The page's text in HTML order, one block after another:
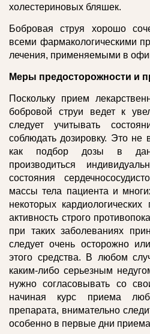
холестериновых бляшек.
Бобровая струя хорошо
всеми фармакологическими
лечения, применяемыми в
Меры предосторожности и
Поскольку прием
бобровой струи ведет к
следует учитывать
соблюдать дозировку. Это не
как подбор дозы в
производиться
состояния
массы тела пациента и
некоторых кардиологических
активность строго
при таких заболеваниях
следует очень осторожно
этого средства. В любом
каким-либо серьезным
нужно согласовывать со
начиная курс приема
препарата, внимательно
особенно в первые дни